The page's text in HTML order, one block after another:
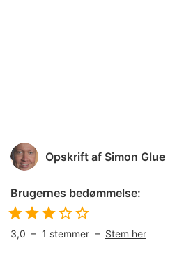
Opskrift af Simon Glue
Brugernes bedømmelse:
3,0 – 1 stemmer – Stem her